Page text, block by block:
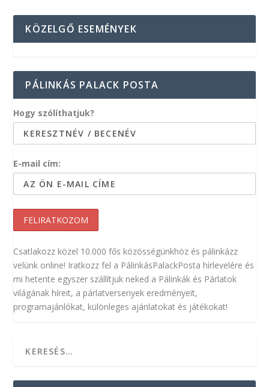
KÖZELGŐ ESEMÉNYEK
PÁLINKÁS PALACK POSTA
Hogy szólíthatjuk?
E-mail cím:
Csatlakozz közel 10.000 fős közösségünkhöz és pálinkázz
velünk online! Iratkozz fel a PálinkásPalackPosta hírlevelére és
mi hetente egyszer szállítjuk neked a Pálinkák és Párlatok
világának híreit, a párlatversenyek eredményeit,
programajánlókat, különleges ajánlatokat és játékokat!